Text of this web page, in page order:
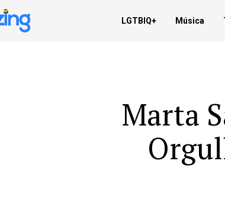
LGTBIQ+ Música
Marta